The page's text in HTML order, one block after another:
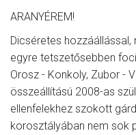
ARANYÉREM!
Dicséretes
egyre tetszetősebben
Orosz - Konkoly, Zubor -
összeállítású 2008-as
ellenfelekhez szokott
korosztályában nem sok